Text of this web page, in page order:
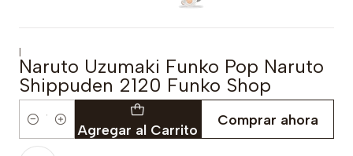
|
Naruto Uzumaki Funko Pop Naruto
Shippuden 2120 Funko Shop
Cantidad Agregar al Carrito
Comprar ahora